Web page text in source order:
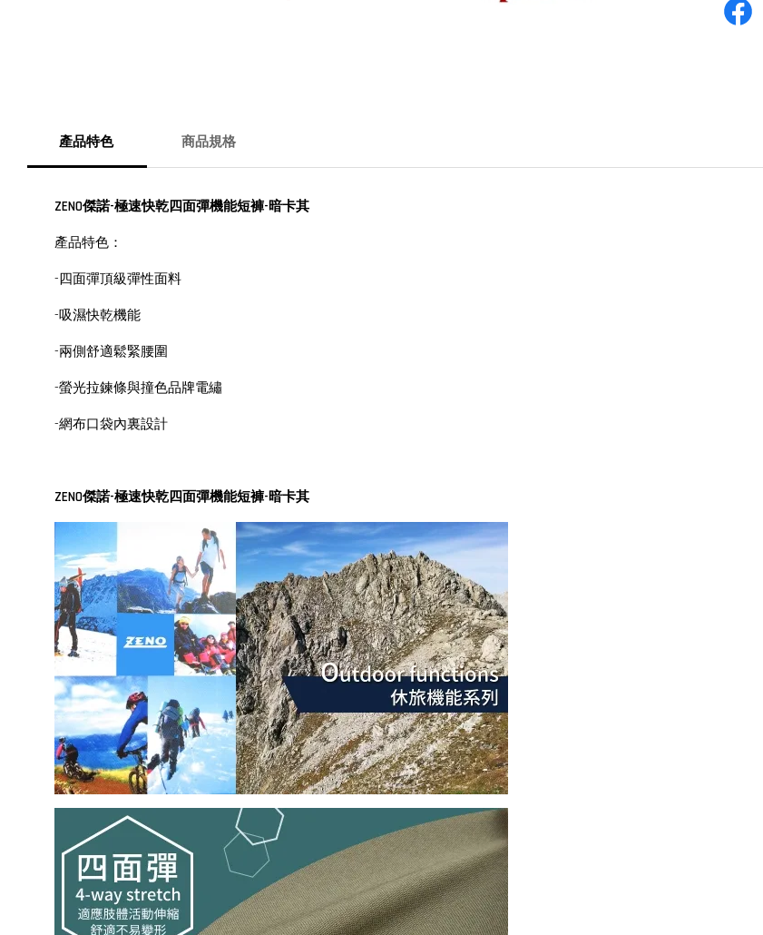
產品特色 商品規格
ZENO傑諾-極速快乾四面彈機能短褲-暗卡其
產品特色：
-四面彈頂級彈性面料
-吸濕快乾機能
-兩側舒適鬆緊腰圍
-螢光拉鍊條與撞色品牌電繡
-網布口袋內裏設計
ZENO傑諾-極速快乾四面彈機能短褲-暗卡其